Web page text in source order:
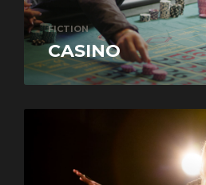
FICTION
CASINO